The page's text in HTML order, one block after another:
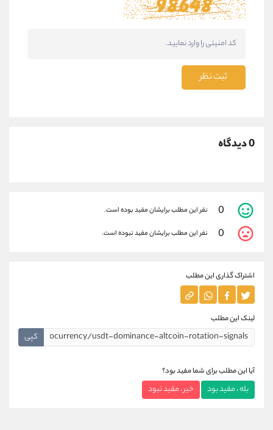
ثبت نظر
0 دیدگاه
0 نفر این مطلب برایشان مفید بوده است.
0 نفر این مطلب برایشان مفید نبوده است.
اشتراک گذاری این مطلب
لینک این مطلب
کپی
آیا این مطلب برای شما مفید بود؟
بله ، مفید بود خیر ، مفید نبود